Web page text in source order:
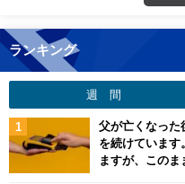
ランキング
週 間
父が亡くなった
を続けています
ますが、このま